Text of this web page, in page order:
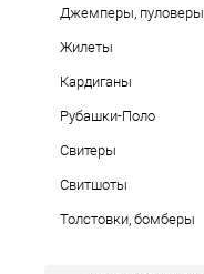
Джемперы, пуловеры
Жилеты
Кардиганы
Рубашки-Поло
Свитеры
Свитшоты
Толстовки, бомберы